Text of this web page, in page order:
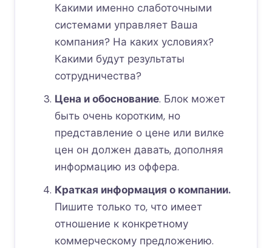
Какими именно слаботочными
системами управляет Ваша
компания? На каких условиях?
Какими будут результаты
сотрудничества?
Цена и обоснование. Блок может
быть очень коротким, но
представление о цене или вилке
цен он должен давать, дополняя
информацию из оффера.
Краткая информация о компании.
Пишите только то, что имеет
отношение к конкретному
коммерческому предложению.